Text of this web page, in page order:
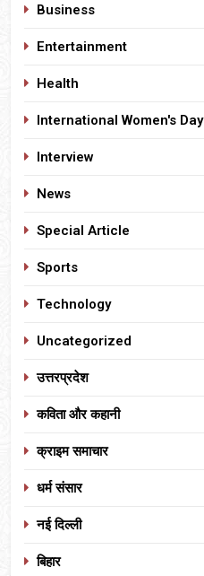
Business
Entertainment
Health
International Women's Day
Interview
News
Special Article
Sports
Technology
Uncategorized
उत्तरप्रदेश
कविता और कहानी
क्राइम समाचार
धर्म संसार
नई दिल्ली
बिहार